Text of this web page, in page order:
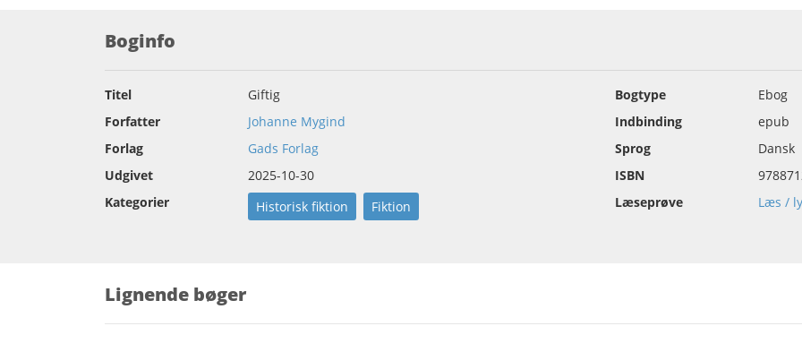
Boginfo
Titel
Giftig
Forfatter
Johanne Mygind
Forlag
Gads Forlag
Udgivet
2025-10-30
Kategorier
Historisk fiktion Fiktion
Bogtype
Ebog
Indbinding
epub
Sprog
Dansk
ISBN
Læseprøve
Læs /
Lignende bøger